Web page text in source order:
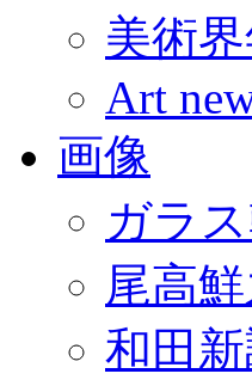
美術
Art
画像
ガラ
尾高
和田